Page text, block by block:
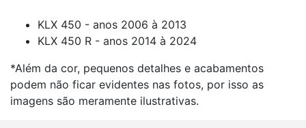
KLX 450 - anos 2006 à 2013
KLX 450 R - anos 2014 à 2024
*Além da cor, pequenos detalhes e acabamentos
podem não ficar evidentes nas fotos, por isso as
imagens são meramente ilustrativas.